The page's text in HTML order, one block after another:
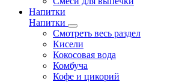
Напитки
Напитки
Смотреть весь раздел
Кисели
Кокосовая вода
Комбуча
Кофе и цикорий